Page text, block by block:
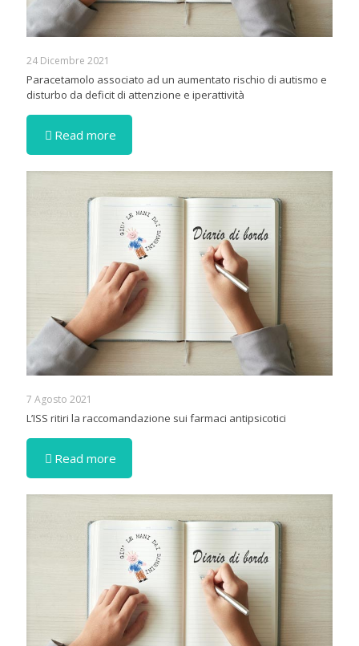
24 Dicembre 2021
Paracetamolo associato ad un aumentato rischio di autismo e
disturbo da deficit di attenzione e iperattività
Read more
7 Agosto 2021
L’ISS ritiri la raccomandazione sui farmaci antipsicotici
Read more